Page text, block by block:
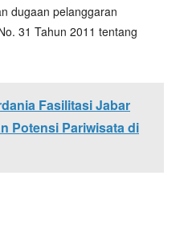
dugaan pelanggaran
31 Tahun 2011 tentang
Fasilitasi Jabar
Potensi Pariwisata di